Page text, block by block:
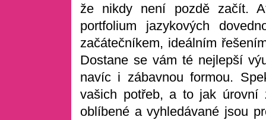
že nikdy není pozdě začít.
portfolium jazykových
začátečníkem, ideálním
Dostane se vám té nejlepší
navíc i zábavnou formou.
vašich potřeb, a to jak úrovní
oblíbené a vyhledávané jsou